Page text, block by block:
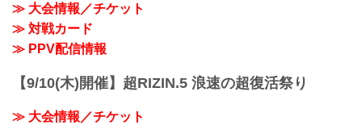
≫ 大会情報／チケット
≫ 対戦カード
≫ PPV配信情報
【9/10(木)開催】超RIZIN.5 浪速の超復活祭り
≫ 大会情報／チケット